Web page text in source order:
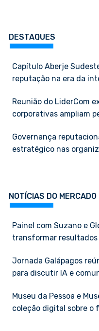
DESTAQUES
Capítulo Aberje
reputação na era da
Reunião do LiderCom
corporativas ampliam
Governança
estratégico nas
NOTÍCIAS DO MERCADO
Painel com Suzano e
transformar
Jornada Galápagos
para discutir IA e
Museu da Pessoa e
coleção digital sobre o